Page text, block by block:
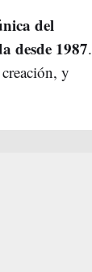
del
desde 1987.
y